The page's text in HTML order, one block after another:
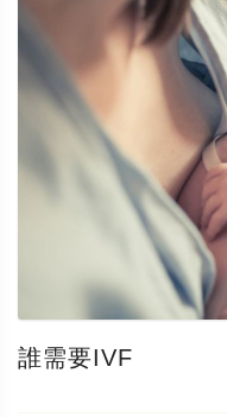
誰需要IVF